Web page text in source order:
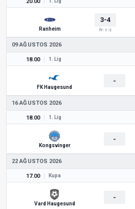
Ranheim
3-4
İY: 1-2
09 AĞUSTOS 2026
18.00 1. Lig
FK Haugesund
-
16 AĞUSTOS 2026
18.00 1. Lig
Kongsvinger
-
22 AĞUSTOS 2026
17.00 Kupa
Vard Haugesund
-